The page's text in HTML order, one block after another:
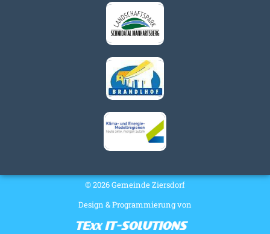
© 2026 Gemeinde Ziersdorf
Design & Programmierung von